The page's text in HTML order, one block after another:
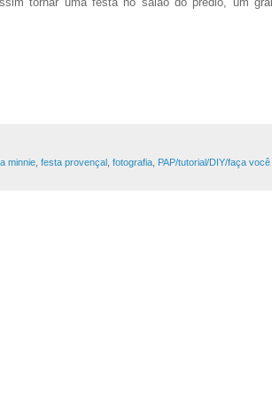
minnie, festa provençal , fotografia, PAP/tutorial/DIY/faça você